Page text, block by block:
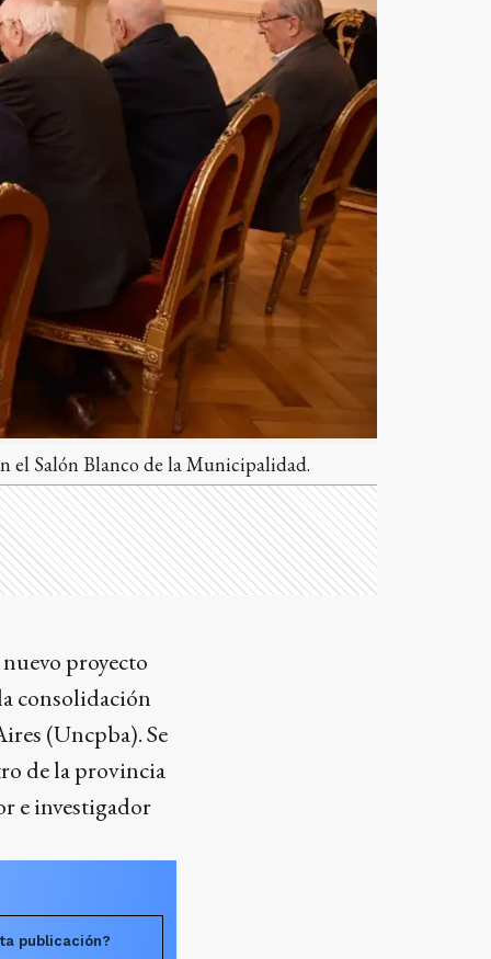
el Salón Blanco de la Municipalidad.
proyecto
consolidación
(Uncpba). Se
de la provincia
e investigador
publicación?